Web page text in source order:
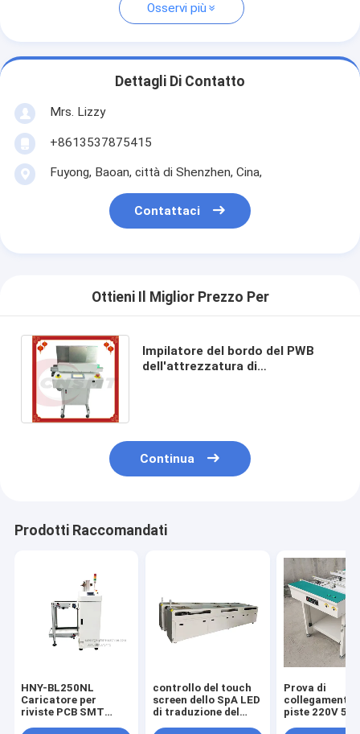
Osservi più
Dettagli Di Contatto
Mrs. Lizzy
+8613537875415
Fuyong, Baoan, città di Shenzhen, Cina,
Contattaci
Ottieni Il Miglior Prezzo Per
Impilatore del bordo del PWB
dell'attrezzatura di
Continua
Prodotti Raccomandati
HNY-BL250NL
Caricatore per
riviste PCB SMT
controllo del touch
screen dello SpA LED
di traduzione del
Prova di
collegamento
piste 220V